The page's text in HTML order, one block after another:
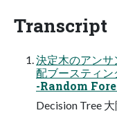
Transcript
決定木のアン
配ブースティ
-Random
Decision Tree